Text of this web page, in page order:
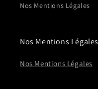
Nos Mentions Légales
Nos Mentions Légales
Nos Mentions Légales